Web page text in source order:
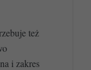
też
i zakres